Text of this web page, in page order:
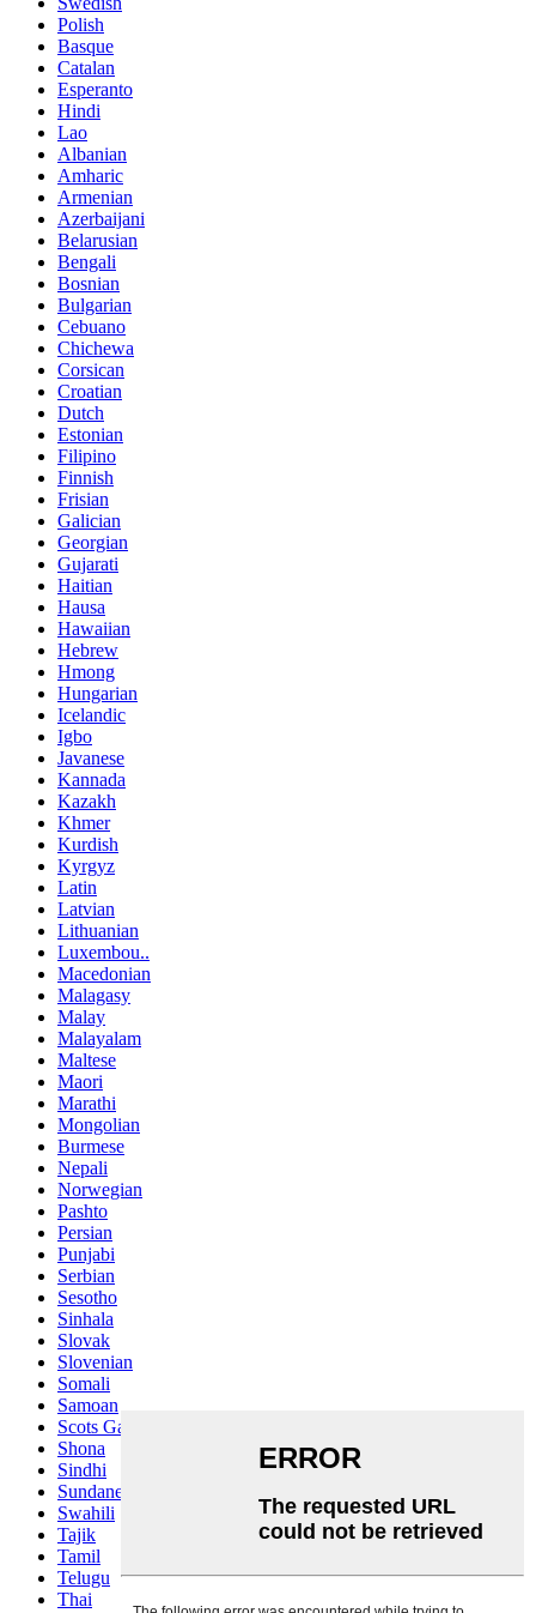
Polish
Basque
Catalan
Esperanto
Hindi
Lao
Albanian
Amharic
Armenian
Azerbaijani
Belarusian
Bengali
Bosnian
Bulgarian
Cebuano
Chichewa
Corsican
Croatian
Dutch
Estonian
Filipino
Finnish
Frisian
Galician
Georgian
Gujarati
Haitian
Hausa
Hawaiian
Hebrew
Hmong
Hungarian
Icelandic
Igbo
Javanese
Kannada
Kazakh
Khmer
Kurdish
Kyrgyz
Latin
Latvian
Lithuanian
Luxembou..
Macedonian
Malagasy
Malay
Malayalam
Maltese
Maori
Marathi
Mongolian
Burmese
Nepali
Norwegian
Pashto
Persian
Punjabi
Serbian
Sesotho
Sinhala
Slovak
Slovenian
Somali
Samoan
Scots Gaelic
Shona
Sindhi
Sundanese
Swahili
Tajik
Tamil
Telugu
Thai